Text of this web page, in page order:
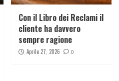
Con il Libro dei Reclami il
cliente ha davvero
sempre ragione
Aprile 27, 2026 0